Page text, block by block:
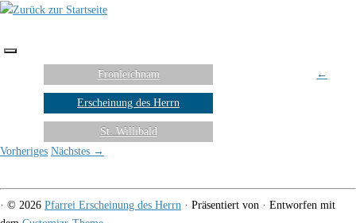
Fronleichnam
Erscheinung des Herrn
St. Willibald
←
Vorheriges Nächstes →
· © 2026 Pfarrei Erscheinung des Herrn · Präsentiert von · Entworfen mit